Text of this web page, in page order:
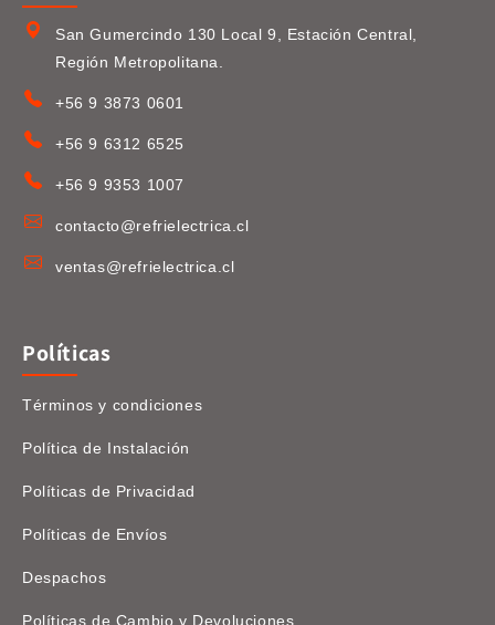
San Gumercindo 130 Local 9, Estación Central,
Región Metropolitana.
+56 9 3873 0601
+56 9 6312 6525
+56 9 9353 1007
contacto@refrielectrica.cl
ventas@refrielectrica.cl
Políticas
Términos y condiciones
Política de Instalación
Políticas de Privacidad
Políticas de Envíos
Despachos
Políticas de Cambio y Devoluciones